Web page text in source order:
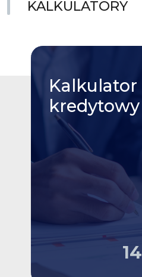
KALKULATORY
Kalkulator
kredytowy